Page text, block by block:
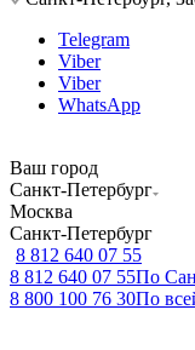
Telegram
Viber
Viber
WhatsApp
Ваш город
Санкт-Петербург
Москва
Санкт-Петербург
8 812 640 07 55
8 812 640 07 55По
8 800 100 76 30По